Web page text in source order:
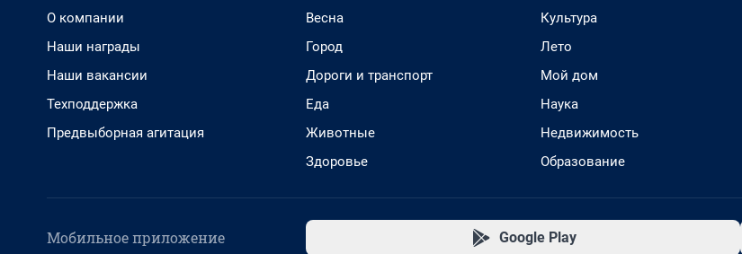
О компании
Наши награды
Наши вакансии
Техподдержка
Предвыборная агитация
Весна
Город
Дороги и транспорт
Еда
Животные
Здоровье
Культура
Лето
Мой дом
Наука
Недвижимость
Образование
Мобильное приложение Google Play